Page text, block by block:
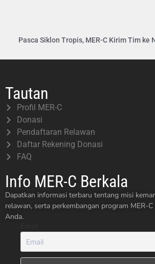
Pasca Siklon Tropis, MER-C Kirim Tim ke
Tautan
Profil MER-C
Donasi
Pendaftaran Relawan
Daftar Rekening Donasi
FAQ
Info MER-C Berkala
Dapatkan informasi terbaru tentang misi
relawan, serta perkembangan program MER-
Anda.